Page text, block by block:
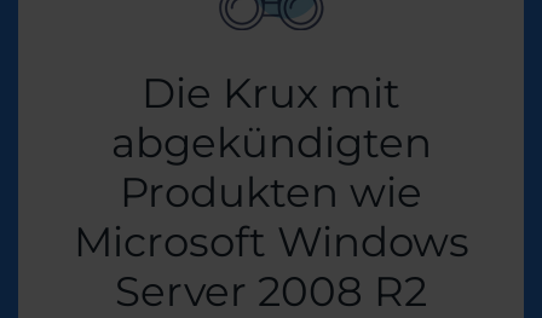
Die Krux mit
abgekündigten
Produkten wie
Microsoft Windows
Server 2008 R2